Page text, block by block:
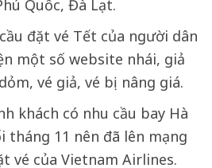
Quốc, Đà Lạt.
đặt vé Tết của người dân
một số website nhái, giả
vé giả, vé bị nâng giá.
khách có nhu cầu bay Hà
tháng 11 nên đã lên mạng
vé của Vietnam Airlines.